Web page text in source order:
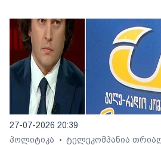
27-07-2026 20:39
პოლიტიკა
• ტელეკომპანია